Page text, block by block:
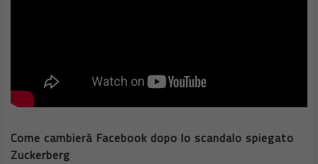
Come cambierà Facebook dopo lo scandalo spiegato
Zuckerberg